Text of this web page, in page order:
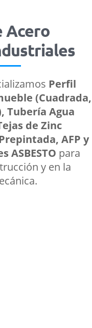
Acero
Perfil
(Cuadrada,
Tubería Agua
de Zinc
AFP y
ASBESTO para
y en la